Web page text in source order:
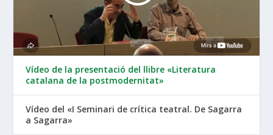
Vídeo de la presentació del llibre «Literatura
catalana de la postmodernitat»
Vídeo del «I Seminari de crítica teatral. De Sagarra
a Sagarra»